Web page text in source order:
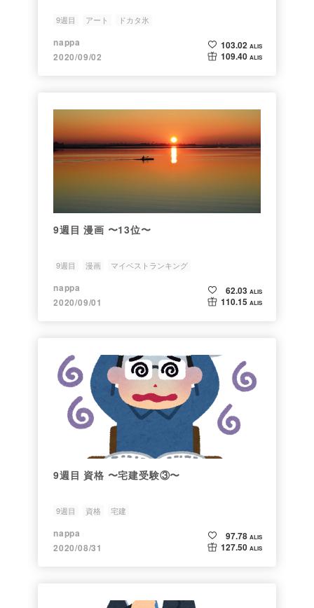
9週目 アート ドカタ氷
nappa
2020/09/02
103.02 ALIS
109.40 ALIS
9週目 漫画 〜13位〜
9週目 漫画 マイベストランキング
nappa
2020/09/01
62.03 ALIS
110.15 ALIS
9週目 資格 〜宅建受験③〜
9週目 資格 宅建
nappa
2020/08/31
97.78 ALIS
127.50 ALIS